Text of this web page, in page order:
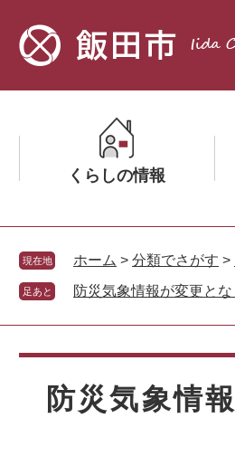
くらしの情報
ニ
ュ
ー
を
ニ
ー
を
く
現在地 ホーム > 分類でさがす >
足あと 防災気象情報が変更と
防災気象情